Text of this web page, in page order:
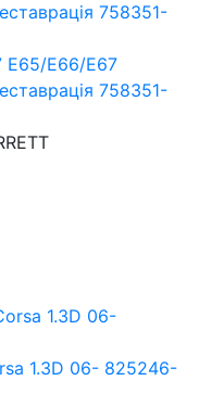
E65/E66/E67
758351-
1.3D 06- 825246-